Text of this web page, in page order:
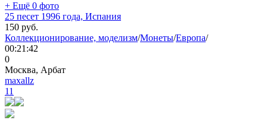
+ Ещё 0 фото
25 песет 1996 года, Испания
150 руб.
Коллекционирование, моделизм/Монеты/Европа/
00:21:42
0
Москва, Арбат
maxallz
11